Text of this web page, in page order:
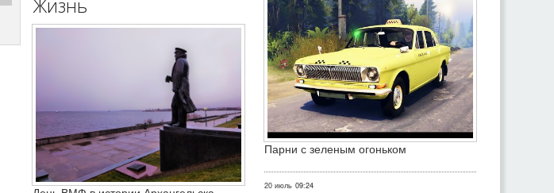
Жизнь
Парни с зеленым огоньком
20 июль 09:24